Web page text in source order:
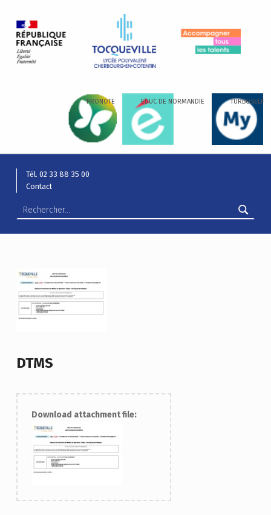
PRONOTE EDUC DE NORMANDIE TURBOSELF
Tél. 02 33 88 35 00
Contact
DTMS
Download attachment file: